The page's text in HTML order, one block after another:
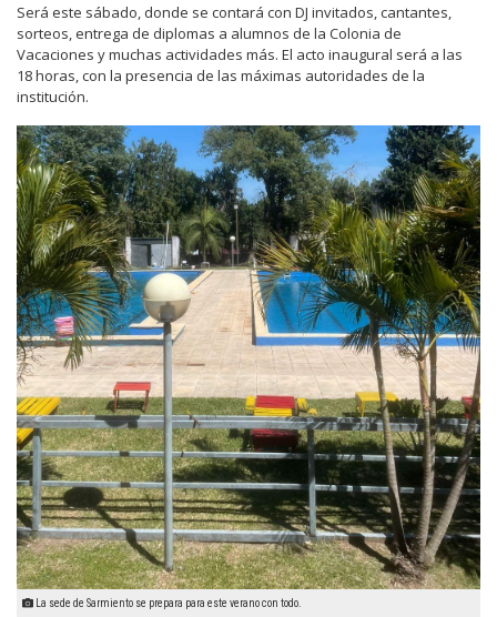
Será este sábado, donde se contará con DJ invitados, cantantes,
sorteos, entrega de diplomas a alumnos de la Colonia de
Vacaciones y muchas actividades más. El acto inaugural será a las
18 horas, con la presencia de las máximas autoridades de la
institución.
La sede de Sarmiento se prepara para este verano con todo.